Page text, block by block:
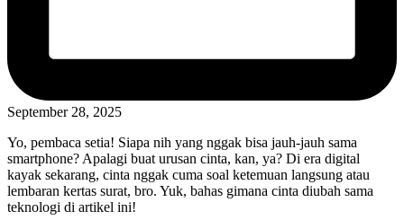
September 28, 2025
Yo, pembaca setia! Siapa nih yang nggak bisa jauh-jauh sama
smartphone? Apalagi buat urusan cinta, kan, ya? Di era digital
kayak sekarang, cinta nggak cuma soal ketemuan langsung atau
lembaran kertas surat, bro. Yuk, bahas gimana cinta diubah sama
teknologi di artikel ini!